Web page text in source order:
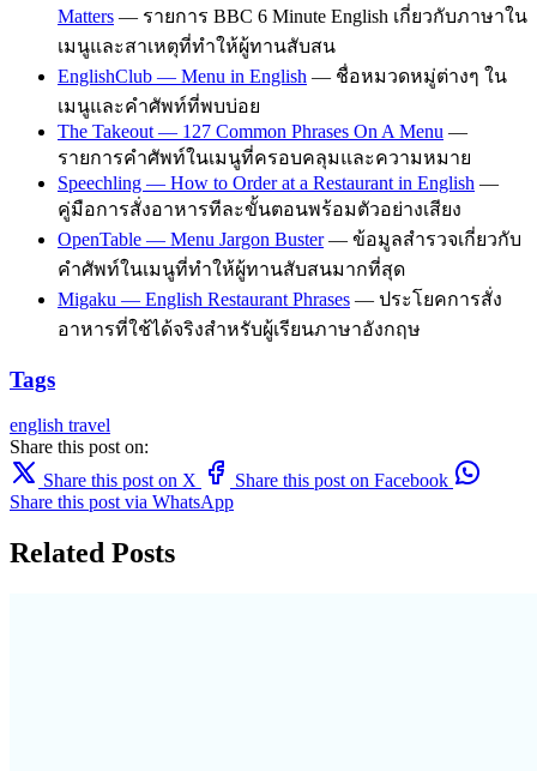
Matters — รายการ BBC 6 Minute English เกี่ยวกับภาษาใน
เมนูและสาเหตุที่ทำให้ผู้ทานสับสน
EnglishClub — Menu in English — ชื่อหมวดหมู่ต่างๆ ใน
เมนูและคำศัพท์ที่พบบ่อย
The Takeout — 127 Common Phrases On A Menu —
รายการคำศัพท์ในเมนูที่ครอบคลุมและความหมาย
Speechling — How to Order at a Restaurant in English —
คู่มือการสั่งอาหารทีละขั้นตอนพร้อมตัวอย่างเสียง
OpenTable — Menu Jargon Buster— ข้อมูลสำรวจเกี่ยวกับ
คำศัพท์ในเมนูที่ทำให้ผู้ทานสับสนมากที่สุด
Migaku — English Restaurant Phrases — ประโยคการสั่ง
อาหารที่ใช้ได้จริงสำหรับผู้เรียนภาษาอังกฤษ
Tags
english travel
Share this post on:
Share this post on X
Share this post on Facebook
Share this post via WhatsApp
Related Posts